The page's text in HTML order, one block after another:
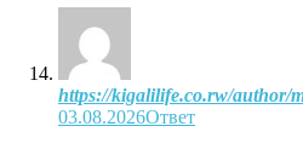
https://kigalilife.co.rw/author/
03.08.2026Ответ